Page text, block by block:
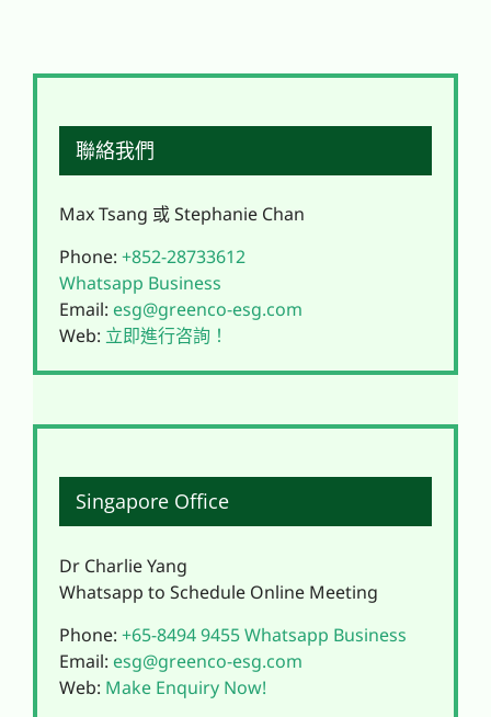
聯絡我們
Max Tsang 或 Stephanie Chan
Phone: +852-28733612
Whatsapp Business
Email: esg@greenco-esg.com
Web: 立即進行咨詢！
Singapore Office
Dr Charlie Yang
Whatsapp to Schedule Online Meeting
Phone: +65-8494 9455Whatsapp Business
Email: esg@greenco-esg.com
Web: Make Enquiry Now!